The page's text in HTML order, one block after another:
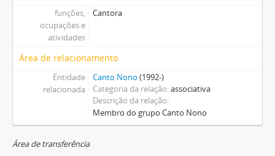
funções,
ocupações e
atividades
Cantora
Área de relacionamento
Entidade
relacionada
Canto Nono (1992-)
Categoria da relação associativa
Descrição da relação
Membro do grupo Canto Nono
Área de transferência